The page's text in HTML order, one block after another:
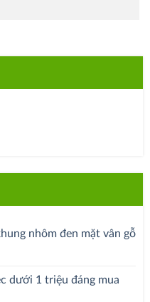
nhôm đen mặt vân gỗ
dưới 1 triệu đáng mua